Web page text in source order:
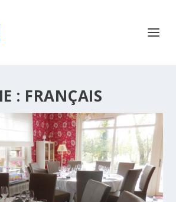
: FRANÇAIS